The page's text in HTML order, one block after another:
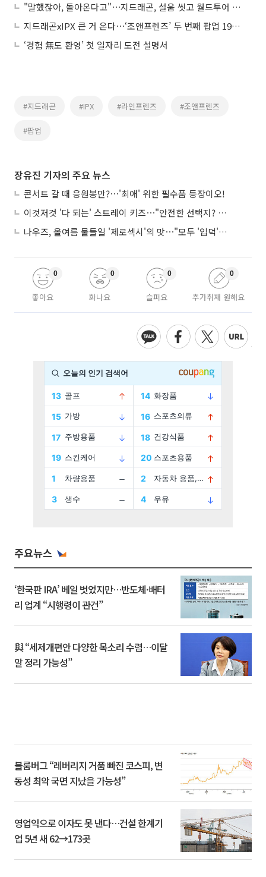
"말했잖아, 돌아온다고"⋯지드래곤, 설움 씻고 월드투어 피날레
지드래곤xIPX 큰 거 온다⋯‘조앤프렌즈’ 두 번째 팝업 19일 오픈
‘경험 無도 환영’ 첫 일자리 도전 설명서
#지드래곤 #IPX #라인프렌즈 #조앤프렌즈
#팝업
장유진 기자의 주요 뉴스
콘서트 갈 때 응원봉만?⋯'최애' 위한 필수품 등장이오!
이것저것 '다 되는' 스트레이 키즈⋯"안전한 선택지? 도전이 재밌죠"
나우즈, 올여름 물들일 '제로섹시'의 맛⋯"모두 '입덕'시킬 것"
좋아요
0
화나요
0
슬퍼요
0
추가취재 원해요
0
주요뉴스
‘한국판 IRA’ 베일 벗었지만…반도체·배터
리 업계 “시행령이 관건”
與 “세제개편안 다양한 목소리 수렴…이달
말 정리 가능성”
블룸버그 “레버리지 거품 빠진 코스피, 변
동성 최악 국면 지났을 가능성”
영업익으로 이자도 못 낸다…건설 한계기
업 5년 새 62→173곳